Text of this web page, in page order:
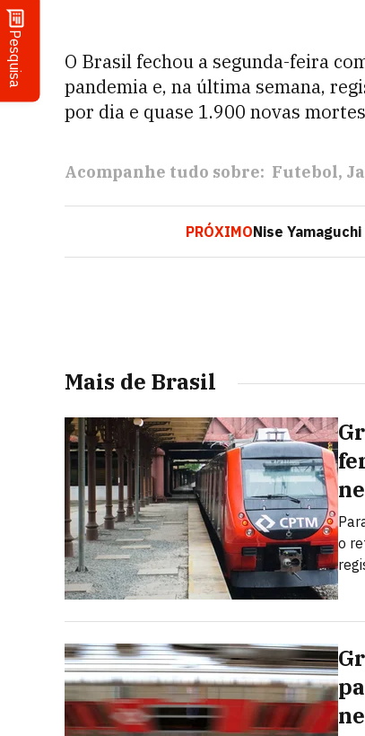
Pesquisa
O Brasil fechou a segunda-feira
pandemia e, na última semana,
por dia e quase 1.900 novas
Acompanhe tudo sobre: Futebol
PRÓXIMONise
Mais de Brasil
o